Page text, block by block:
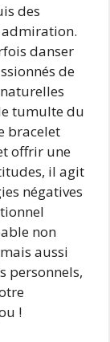
des
danser
de
tumulte du
bracelet
offrir une
il agit
négatives
non
aussi
personnels,
!